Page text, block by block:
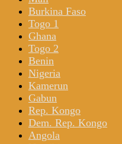
Burkina Faso
Togo 1
Ghana
Togo 2
Benin
Nigeria
Kamerun
Gabun
Rep. Kongo
Dem. Rep. Kongo
Angola